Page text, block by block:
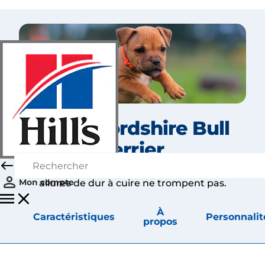
Mon compte
Le Staffordshire Bull
Terrier
Impossible de ne pas reconnaître ce chien : ses
allures de dur à cuire ne trompent pas.
Caractéristiques
À
propos